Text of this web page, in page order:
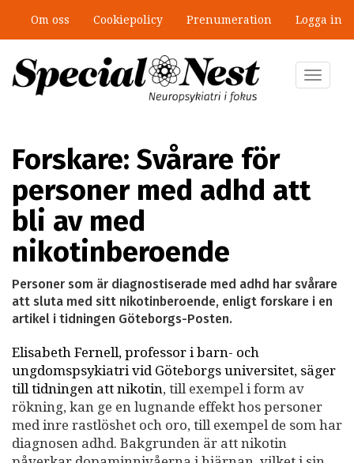
huvudinnehåll
Om oss Cookiepolicy Prenumeration Logga in
Toggle
Forskare: Svårare för
personer med adhd att
bli av med
nikotinberoende
Personer som är diagnostiserade med adhd har svårare
att sluta med sitt nikotinberoende, enligt forskare i en
artikel i tidningen Göteborgs-Posten.
Elisabeth Fernell, professor i barn- och
ungdomspsykiatri vid Göteborgs universitet, säger
till tidningen att nikotin, till exempel i form av
rökning, kan ge en lugnande effekt hos personer
med inre rastlöshet och oro, till exempel de som har
diagnosen adhd. Bakgrunden är att nikotin
”Jobbet gick bra – just därför togs
stödet bort”